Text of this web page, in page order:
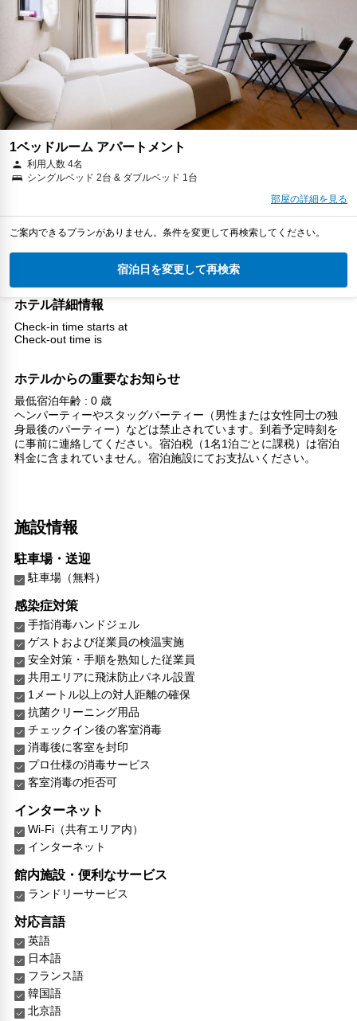
1ベッドルーム アパートメント
利用人数 4名
シングルベッド 2台 & ダブルベッド 1台
部屋の詳細を見る
ご案内できるプランがありません。条件を変更して再検索してください。
宿泊日を変更して再検索
ホテル詳細情報
Check-in time starts at
Check-out time is
ホテルからの重要なお知らせ
最低宿泊年齢 : 0 歳
ヘンパーティーやスタッグパーティー（男性または女性同士の独
身最後のパーティー）などは禁止されています。到着予定時刻を
に事前に連絡してください。宿泊税（1名1泊ごとに課税）は宿泊
料金に含まれていません。宿泊施設にてお支払いください。
施設情報
駐車場・送迎
駐車場（無料）
感染症対策
手指消毒ハンドジェル
ゲストおよび従業員の検温実施
安全対策・手順を熟知した従業員
共用エリアに飛沫防止パネル設置
1メートル以上の対人距離の確保
抗菌クリーニング用品
チェックイン後の客室消毒
消毒後に客室を封印
プロ仕様の消毒サービス
客室消毒の拒否可
インターネット
Wi-Fi（共有エリア内）
インターネット
館内施設・便利なサービス
ランドリーサービス
対応言語
英語
日本語
フランス語
韓国語
北京語